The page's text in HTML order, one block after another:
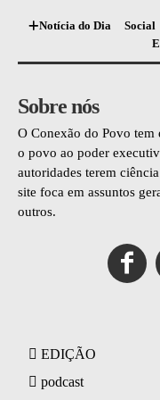
Notícia do Dia Social
Sobre nós
O Conexão do Povo tem
o povo ao poder
autoridades terem
site foca em assuntos
outros.
EDIÇÃO
podcast